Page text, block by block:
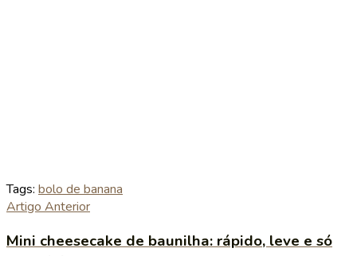
Tags: bolo de banana
Artigo Anterior
Mini cheesecake de baunilha: rápido, leve e só